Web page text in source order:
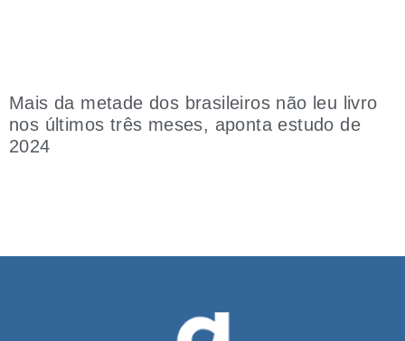
Mais da metade dos brasileiros não leu livro
nos últimos três meses, aponta estudo de
2024